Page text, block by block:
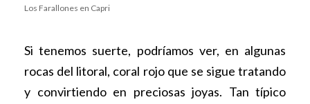
Los Farallones en Capri
Si tenemos suerte, podríamos ver, en algunas
rocas del litoral, coral rojo que se sigue tratando
y convirtiendo en preciosas joyas. Tan típico